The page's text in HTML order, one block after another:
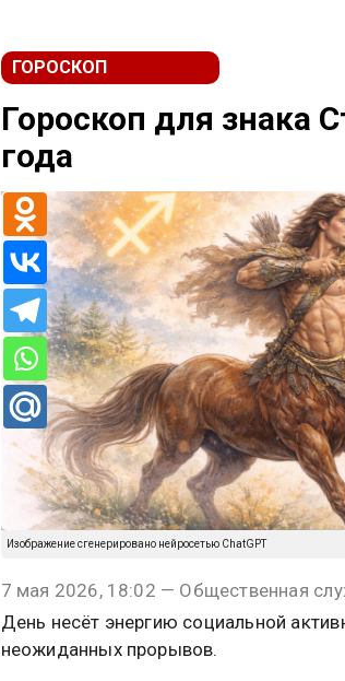
ГОРОСКОП
Гороскоп для знака
года
Изображение сгенерировано нейросетью ChatGPT
7 мая 2026, 18:02 — Общественная
День несёт энергию социальной
неожиданных прорывов.